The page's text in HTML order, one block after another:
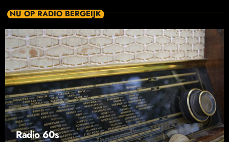
NU OP RADIO BERGEIJK
Radio 60s